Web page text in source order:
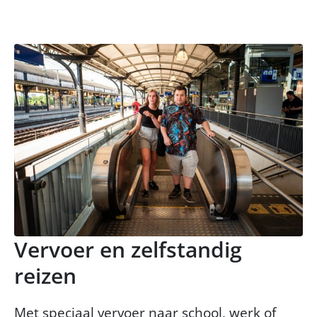
Vervoer en zelfstandig
reizen
Met speciaal vervoer naar school, werk of